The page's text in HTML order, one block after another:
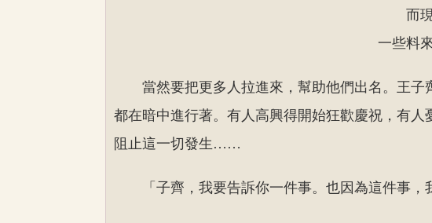
而
一些料
當然要把更多人拉進來，幫助他們出名。王
都在暗中進行著。有人高興得開始狂歡慶祝，有
阻止這一切發生……
「子齊，我要告訴你一件事。也因為這件事，